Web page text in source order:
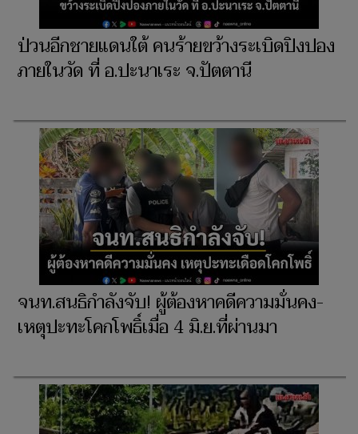
ป่วนอีกชายแดนใต้ คนร้ายขว้างระเบิดปิงปอง
ภายในวัด ที่ อ.ปะนาเระ จ.ปัตตานี
จนท.สนธิกำลังจับ! ผู้ต้องหาคดีความมั่นคง-
เหตุปะทะโคกโพธิ์เมื่อ 4 มิ.ย.ที่ผ่านมา